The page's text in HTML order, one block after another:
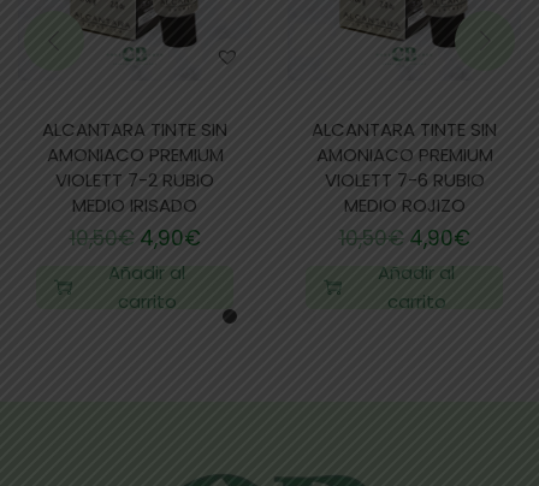
ALCANTARA TINTE SIN
AMONIACO PREMIUM
VIOLETT 7-2 RUBIO
MEDIO IRISADO
10,50€ 4,90€
Añadir al
carrito
ALCANTARA TINTE SIN
AMONIACO PREMIUM
VIOLETT 7-6 RUBIO
MEDIO ROJIZO
10,50€ 4,90€
Añadir al
carrito